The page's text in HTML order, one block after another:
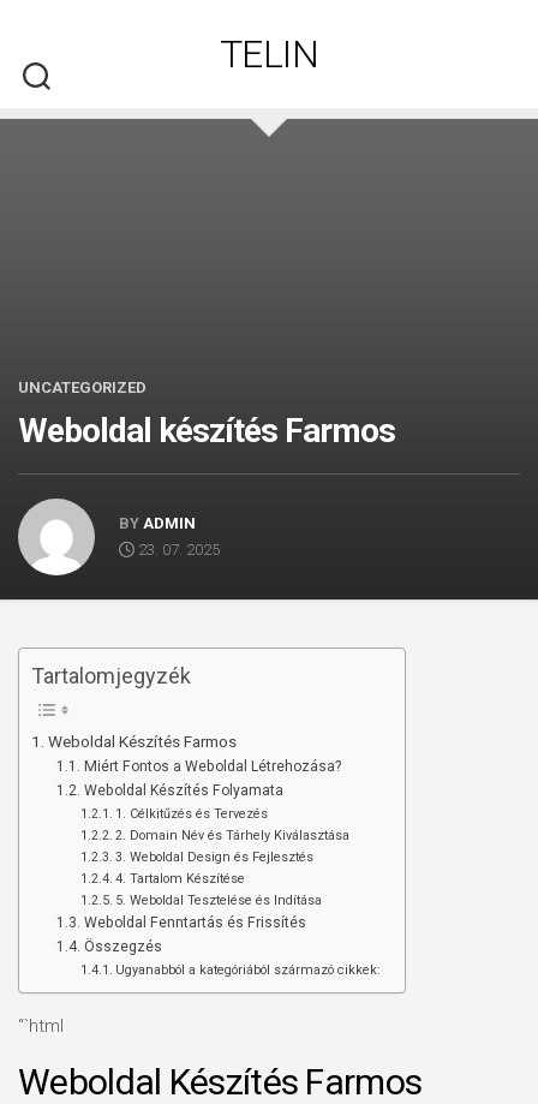
content
TELIN
UNCATEGORIZED
Weboldal készítés​ Farmos
BY ADMIN
23. 07. 2025
Tartalomjegyzék
Weboldal Készítés Farmos
Miért Fontos a Weboldal Létrehozása?
Weboldal Készítés Folyamata
1. Célkitűzés és Tervezés
2. Domain Név és Tárhely Kiválasztása
3. Weboldal Design és Fejlesztés
4. Tartalom Készítése
5. Weboldal Tesztelése és Indítása
Weboldal Fenntartás és Frissítés
Összegzés
Ugyanabból a kategóriából származó cikkek:
“`html
Weboldal Készítés Farmos